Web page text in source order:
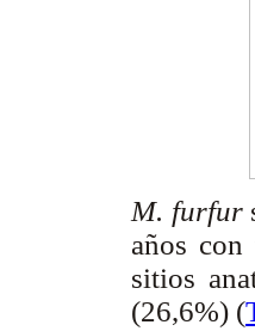
M. furfur
años
sitios
(26,6%) (